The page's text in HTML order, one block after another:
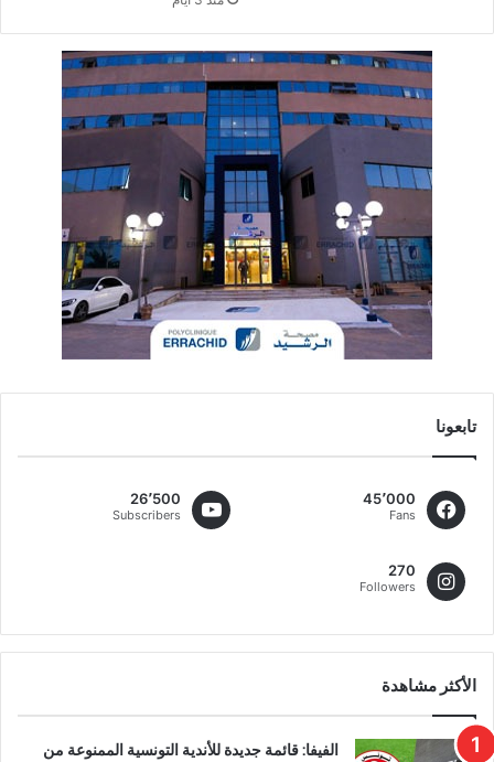
تابعونا
45٬000
Fans
26٬500
Subscribers
270
Followers
الأكثر مشاهدة
الفيفا: قائمة جديدة للأندية التونسية الممنوعة من